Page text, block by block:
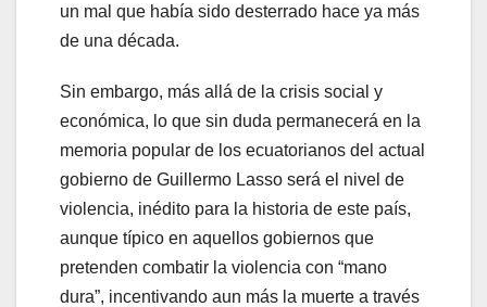
un mal que había sido desterrado hace ya más
de una década.
Sin embargo, más allá de la crisis social y
económica, lo que sin duda permanecerá en la
memoria popular de los ecuatorianos del actual
gobierno de Guillermo Lasso será el nivel de
violencia, inédito para la historia de este país,
aunque típico en aquellos gobiernos que
pretenden combatir la violencia con “mano
dura”, incentivando aun más la muerte a través